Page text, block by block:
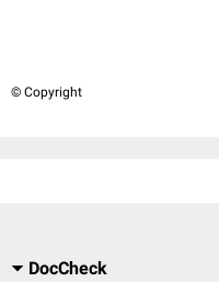
© Copyright
DocCheck